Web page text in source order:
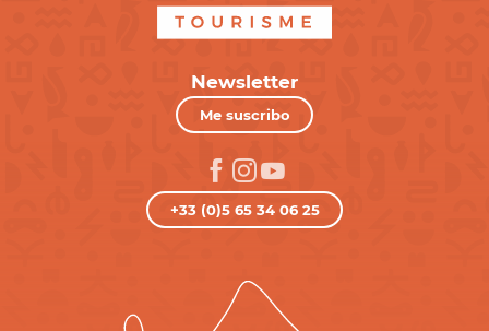
Newsletter
Me suscribo
+33 (0)5 65 34 06 25